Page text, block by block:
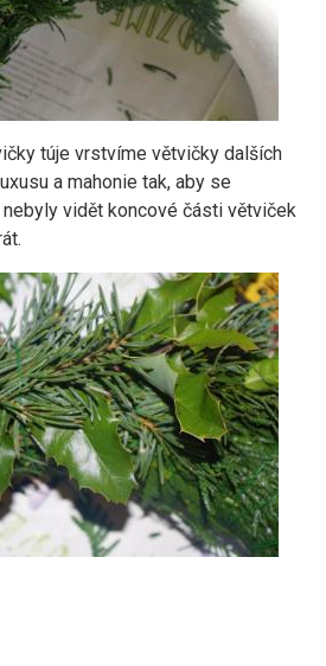
túje vrstvíme větvičky dalších
a mahonie tak, aby se
vidět koncové části větviček